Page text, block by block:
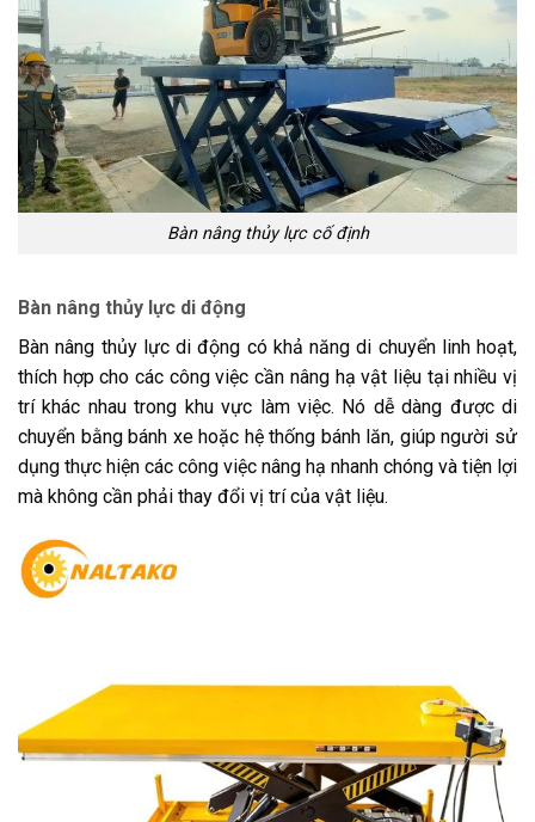
Bàn nâng thủy lực cố định
Bàn nâng thủy lực di động
Bàn nâng thủy lực di động có khả năng di chuyển linh hoạt,
thích hợp cho các công việc cần nâng hạ vật liệu tại nhiều vị
trí khác nhau trong khu vực làm việc. Nó dễ dàng được di
chuyển bằng bánh xe hoặc hệ thống bánh lăn, giúp người sử
dụng thực hiện các công việc nâng hạ nhanh chóng và tiện lợi
mà không cần phải thay đổi vị trí của vật liệu.